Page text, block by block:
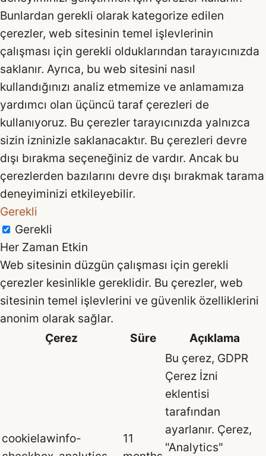
Bunlardan gerekli olarak kategorize edilen
çerezler, web sitesinin temel işlevlerinin
çalışması için gerekli olduklarından tarayıcınızda
saklanır. Ayrıca, bu web sitesini nasıl
kullandığınızı analiz etmemize ve anlamamıza
yardımcı olan üçüncü taraf çerezleri de
kullanıyoruz. Bu çerezler tarayıcınızda yalnızca
sizin izninizle saklanacaktır. Bu çerezleri devre
dışı bırakma seçeneğiniz de vardır. Ancak bu
çerezlerden bazılarını devre dışı bırakmak tarama
deneyiminizi etkileyebilir.
Gerekli
Gerekli
Her Zaman Etkin
Web sitesinin düzgün çalışması için gerekli
çerezler kesinlikle gereklidir. Bu çerezler, web
sitesinin temel işlevlerini ve güvenlik özelliklerini
anonim olarak sağlar.
Çerez
Süre Açıklama
cookielawinfo-
11
Bu çerez, GDPR
Çerez İzni
eklentisi
tarafından
ayarlanır. Çerez,
"Analytics"